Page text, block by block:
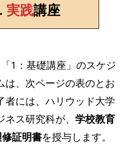
実践講座
1：基礎講座」のスケジ
は、次ページの表のとお
者には、ハリウッド大学
ス研究科が、 学校教育
証明書を授与します。